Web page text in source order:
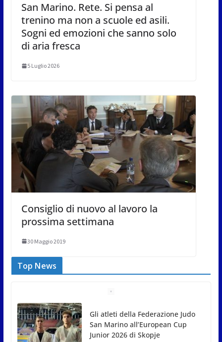
San Marino. Rete. Si pensa al
trenino ma non a scuole ed asili.
Sogni ed emozioni che sanno solo
di aria fresca
5 Luglio 2026
Consiglio di nuovo al lavoro la
prossima settimana
30 Maggio 2019
Top News
Gli atleti della Federazione Judo
San Marino all’European Cup
Junior 2026 di Skopje